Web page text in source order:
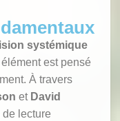
systémique
est pensé
À travers
et David
lecture